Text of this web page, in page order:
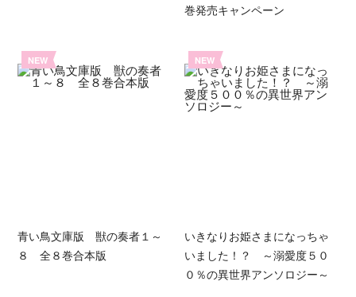
巻発売キャンペーン
NEW
青い鳥文庫版 獣の奏者１～
８ 全８巻合本版
NEW
いきなりお姫さまになっちゃ
いました！？ ～溺愛度５０
０％の異世界アンソロジー～